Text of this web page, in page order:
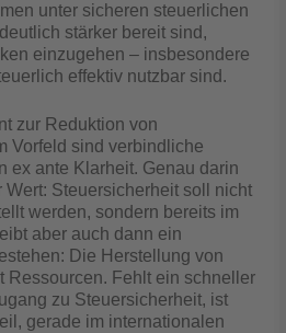
unter sicheren steuerlichen
stärker bereit sind,
einzugehen – insbesondere
effektiv nutzbar sind.
zur Reduktion von
Vorfeld sind verbindliche
ex ante Klarheit. Genau darin
Wert: Steuersicherheit soll nicht
werden, sondern bereits im
aber auch dann ein
Die Herstellung von
Ressourcen. Fehlt ein schneller
zu Steuersicherheit, ist
gerade im internationalen